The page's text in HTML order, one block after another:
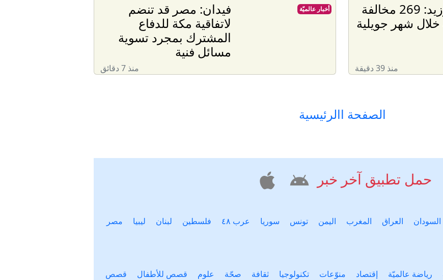
سيدي بوزيد: 269 مخالفة
خلال شهر جويلية
منذ 39 دقيقة
فيدان: مصر قد تنضم
لاتفاقية مكة للدفاع
المشترك بمجرد تسوية
مسائل فنية
منذ 7 دقائق
أخبار عالميّة
الصفحة االرئيسية
حمل تطبيق آخر خبر
السودان العراق المغرب اليمن تونس سوريا عرب ٤٨ فلسطين لبنان ليبيا
مصر
رياضة عالميّة إقتصاد منوّعات تكنولوجيا ثقافة صحّة علوم قصص للأطفال قصص